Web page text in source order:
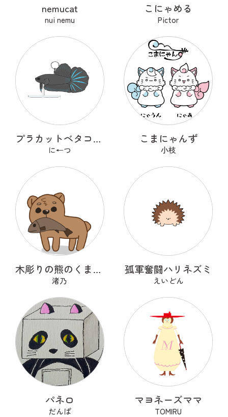
nemucat
nui nemu
こにゃめる
Pictor
プラカットベタコレクションver.1
に←つ
こまにゃんず
小枝
木彫りの熊のくまっくまさん
渚乃
孤軍奮闘ハリネズミ
えいどん
パネロ
だんぱ
マヨネーズママ
TOMIRU